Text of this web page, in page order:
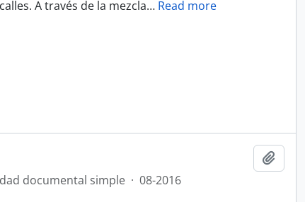
A través de la mezcla… Read more
documental simple · 08-2016